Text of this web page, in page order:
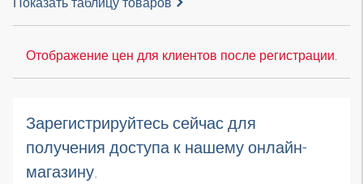
Отображение цен для клиентов после регистрации.
Зарегистрируйтесь сейчас для
получения доступа к нашему онлайн-
магазину.